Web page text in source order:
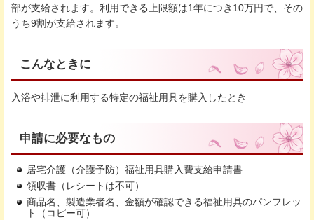
部が支給されます。利用できる上限額は1年につき10万円で、その
うち9割が支給されます。
こんなときに
入浴や排泄に利用する特定の福祉用具を購入したとき
申請に必要なもの
居宅介護（介護予防）福祉用具購入費支給申請書
領収書（レシートは不可）
商品名、製造業者名、金額が確認できる福祉用具のパンフレッ
ト（コピー可）